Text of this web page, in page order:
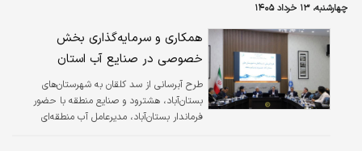
چهارشنبه، ۱۳ خرداد ۱۴۰۵
همکاری و سرمایه‌گذاری بخش
خصوصی در صنایع آب استان
طرح آبرسانى از سد کلقان به شهرستان‌هاى
بستان‌آباد، هشترود و صنایع منطقه با حضور
فرماندار بستان‌آباد، مدیرعامل آب منطقه‌ای